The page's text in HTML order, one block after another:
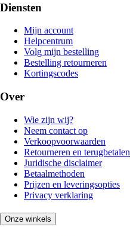
Diensten
Mijn account
Helpcentrum
Volg mijn bestelling
Bestelling retourneren
Kortingscodes
Over
Wie zijn wij?
Neem contact op
Verkoopvoorwaarden
Retourneren en terugbetalen
Juridische disclaimer
Betaalmethoden
Prijzen en leveringsopties
Privacy verklaring
Onze winkels